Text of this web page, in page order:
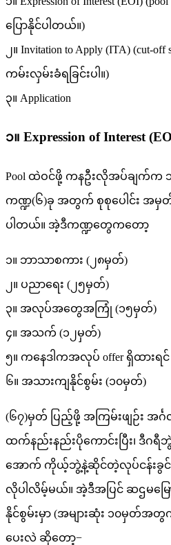
ပြောနိုင်ပါတယ်။)
၂။ Invitation to Apply (ITA) (cut-
ကမ်းလှမ်းခံရခြင်းပါ။)
၃။ Application
၁။ Expression of Interest
Pool ထဲဝင်ဖို့ ကနဦးလိုအပ်ချ
ကဏ္ဍ(၆)ခု အတွက် စုစုပေါင်း အမှ
ပါတယ်။ အဲ့ဒီကဏ္ဍတွေကတော့
၁။ ဘာသာစကား (၂၈မှတ်)
၂။ ပညာရေး (၂၅မှတ်)
၃။ အလုပ်အတွေအကြုံ (၁၅မှတ်)
၄။ အသက် (၁၂မှတ်)
၅။ ကနေဒါကအလုပ် offer ရှိထားရ
၆။ အသားကျနိုင်စွမ်း (၁၀မှတ်)
(၆၇)မှတ် ပြည့်ဖို့ အကြမ်းဖျဉ်း
ထက်နည်းနည်းပိုကောင်းပြီး၊ ဒီဂ
အောက် ကိုယ့်ဘွဲ့နဲ့ဆိုင်တဲ့လုပ်ငန်းခွင်
လိုပါလိမ့်မယ်။ အဲ့ဒီအပြင် ဆဌမမြ
နိုင်စွမ်းမှာ (အများဆုံး ၁၀မှ
ပေးလဲ ဆိုတော့−